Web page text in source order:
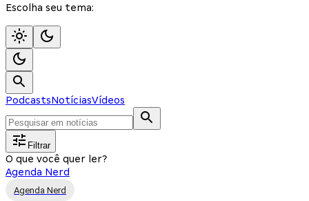
Escolha seu tema:
PodcastsNotíciasVídeos
Filtrar
O que você quer ler?
Agenda Nerd
Agenda Nerd